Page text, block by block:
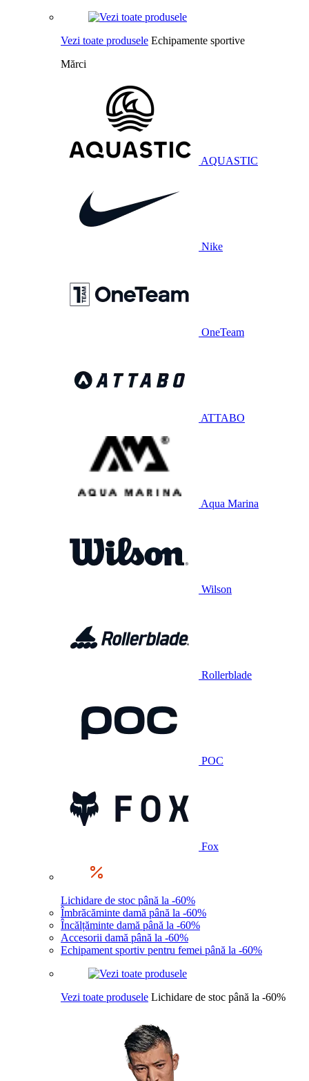
Vezi toate produsele Echipamente sportive
Mărci
AQUASTIC
Nike
OneTeam
ATTABO
Aqua Marina
Wilson
Rollerblade
POC
Fox
Lichidare de stoc până la -60%
Îmbrăcăminte damă până la -60%
Încălțăminte damă până la -60%
Accesorii damă până la -60%
Echipament sportiv pentru femei până la -60%
Vezi toate produsele Lichidare de stoc până la -60%